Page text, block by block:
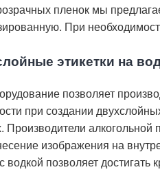
пленок мы
При
этикетки на
позволяет
при создании
Производители алкогольной
изображения на
водкой позволяет